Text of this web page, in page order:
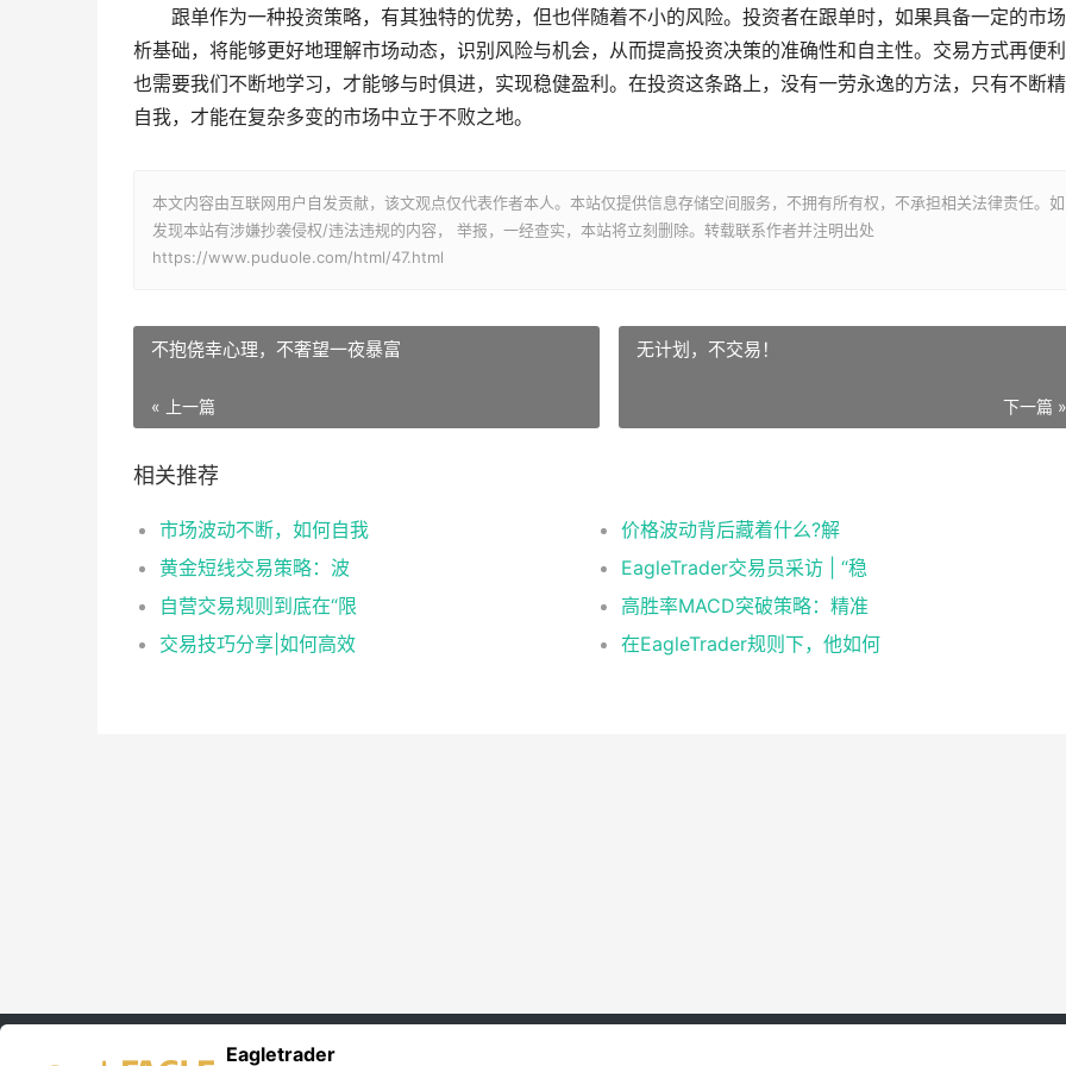
跟单作为一种投资策略，有其独特的优势，但也伴随着不小的风险。投资者在跟单时，如果具备一定的市
析基础，将能够更好地理解市场动态，识别风险与机会，从而提高投资决策的准确性和自主性。交易方式再便利
也需要我们不断地学习，才能够与时俱进，实现稳健盈利。在投资这条路上，没有一劳永逸的方法，只有不断
自我，才能在复杂多变的市场中立于不败之地。
本文内容由互联网用户自发贡献，该文观点仅代表作者本人。本站仅提供信息存储空间服务，不拥有所有权，不承担相关法律责任。如
发现本站有涉嫌抄袭侵权/违法违规的内容， 举报，一经查实，本站将立刻删除。转载联系作者并注明出处
https://www.puduole.com/html/47.html
​不抱侥幸心理，不奢望一夜暴富
« 上一篇
无计划，不交易！
下一篇 »
相关推荐
市场波动不断，如何自我
价格波动背后藏着什么?解
​黄金短线交易策略：波
EagleTrader交易员采访 | “稳
自营交易规则到底在“限
高胜率MACD突破策略：精准
​交易技巧分享|如何高效
在EagleTrader规则下，他如何
Eagletrader